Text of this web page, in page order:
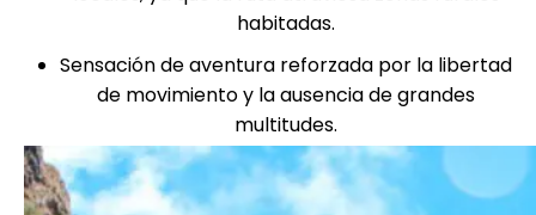
habitadas.
Sensación de aventura reforzada por la libertad
de movimiento y la ausencia de grandes
multitudes.